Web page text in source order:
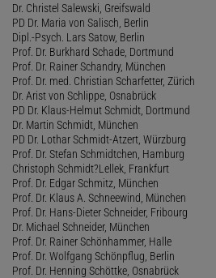
Dr. Christel Salewski, Greifswald
PD Dr. Maria von Salisch, Berlin
Dipl.-Psych. Lars Satow, Berlin
Prof. Dr. Burkhard Schade, Dortmund
Prof. Dr. Rainer Schandry, München
Prof. Dr. med. Christian Scharfetter, Zürich
Dr. Arist von Schlippe, Osnabrück
PD Dr. Klaus-Helmut Schmidt, Dortmund
Dr. Martin Schmidt, München
PD Dr. Lothar Schmidt-Atzert, Würzburg
Prof. Dr. Stefan Schmidtchen, Hamburg
Christoph Schmidt?Lellek, Frankfurt
Prof. Dr. Edgar Schmitz, München
Prof. Dr. Klaus A. Schneewind, München
Prof. Dr. Hans-Dieter Schneider, Fribourg
Dr. Michael Schneider, München
Prof. Dr. Rainer Schönhammer, Halle
Prof. Dr. Wolfgang Schönpflug, Berlin
Prof. Dr. Henning Schöttke, Osnabrück